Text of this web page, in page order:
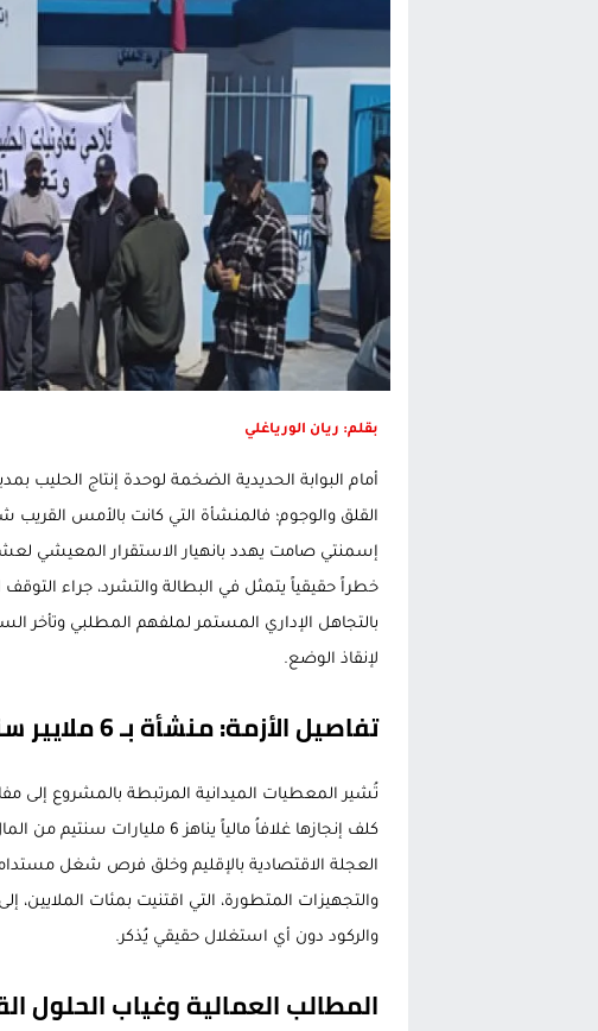
تغيير تاريخي بحزب الاستقلال بالحسيمة:
اتفاق وشيك بين واشنطن وطهران لفتح
الحكومة الإسبانية تعلن عن ميزانية استثنائية بقيمة 25 مليون يورو لرعاية
قطاع نقل البضائع بالمغرب يلوح بإضراب
بقلم: ريان الورياغلي
أمام البوابة الحديدية الضخمة لوحدة إنتاج الحليب
القلق والوجوم؛ فالمنشأة التي كانت بالأمس القريب
إسمنتي صامت يهدد بانهيار الاستقرار المعيشي
خطراً حقيقياً يتمثل في البطالة والتشرد، جراء
بالتجاهل الإداري المستمر لملفهم المطلبي وتأخر
لإنقاذ الوضع.
تفاصيل الأزمة: منشأة بـ 6 ملايير سنتيم تواجه التلف
تُشير المعطيات الميدانية المرتبطة بالمشروع إلى
كلف إنجازها غلافاُ مالياً يناهز
العجلة الاقتصادية بالإقليم وخلق فرص شغل
والتجهيزات المتطورة، التي اقتنيت بمئات الملايين،
والركود دون أي استغلال حقيقي يُذكر.
المطالب العمالية وغياب الحلول